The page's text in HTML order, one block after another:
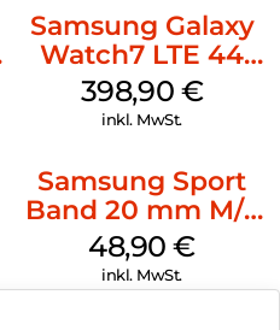
Samsung Galaxy
Watch7 LTE 44
mm Silver
398,90 €
inkl. MwSt.
Samsung Sport
Band 20 mm M/L
Galaxy Watch
Series Silber
48,90€
inkl. MwSt.